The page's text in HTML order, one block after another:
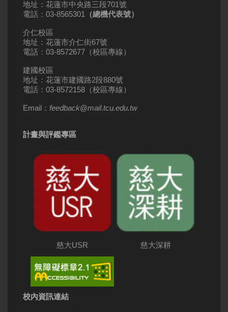
地址：花蓮市中央路三段701號
電話：03-8565301
（總機代表號）
介仁校區
地址：花蓮市介仁街67號
電話：03-8572677（校區專線）
建國校區
地址：花蓮市建國路2段880號
電話：03-8572158（校區專線）
Email： feedback@mail.tcu.edu.tw
計畫與評鑑專區
慈大USR 慈大深耕
校內資訊連結